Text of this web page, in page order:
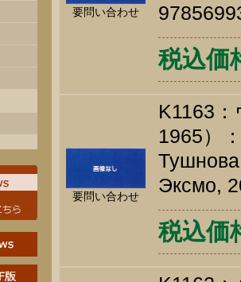
要問い合わせ
税込価
要問い合わせ
K1163
1965）
Эксмо,
税込価